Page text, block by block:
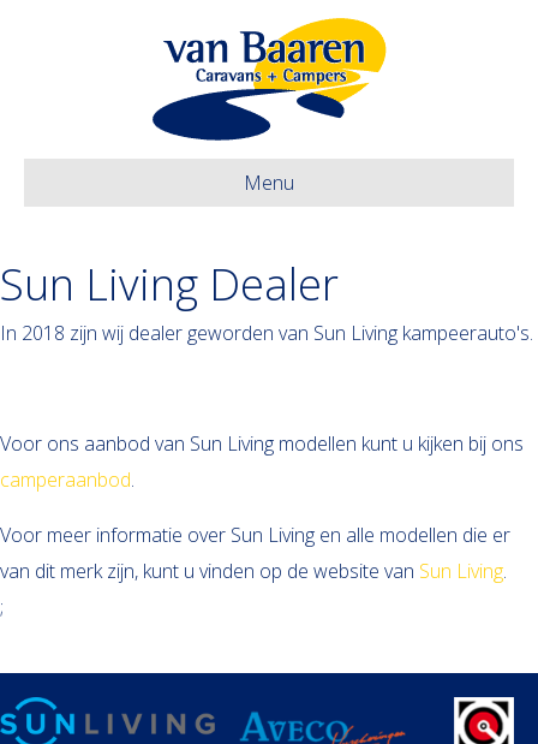
Menu
Sun Living Dealer
In 2018 zijn wij dealer geworden van Sun Living kampeerauto's.
Voor ons aanbod van Sun Living modellen kunt u kijken bij ons
camperaanbod.
Voor meer informatie over Sun Living en alle modellen die er
van dit merk zijn, kunt u vinden op de website van Sun Living.
;